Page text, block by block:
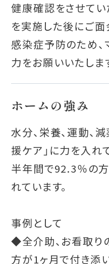
健康確認をさせてい
を実施した後にご面
感染症予防のため、
力をお願いいたしま
ホームの強み
水分、栄養、運動、
援ケア」に力を入れ
半年間で92.3％の
れています。
事例として
◆全介助、お看取り
方が1ヶ月で付き添